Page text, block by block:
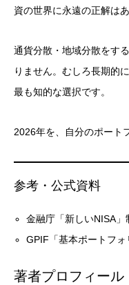
資の世界に永遠の正解はあ
通貨分散・地域分散をす
りません。むしろ長期的
最も知的な選択です。
2026年を、自分のポート
参考・公式資料
金融庁「新しいNISA」
GPIF「基本ポートフォ
著者プロフィール